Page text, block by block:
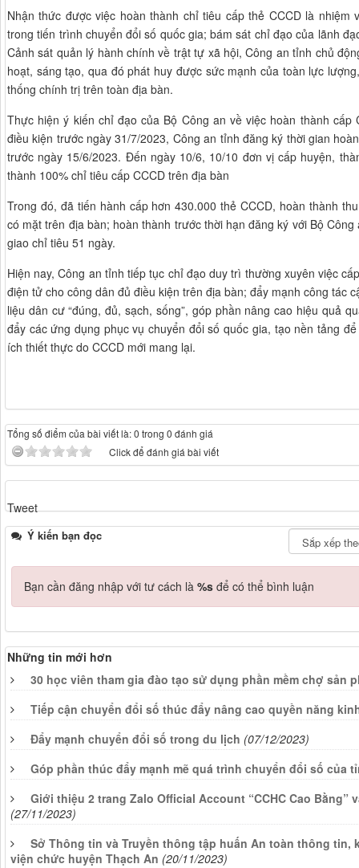
Nhận thức được việc hoàn thành chỉ tiêu cấp thẻ CCCD là
trong tiến trình chuyển đổi số quốc gia; bám sát chỉ đạo của lãnh
Cảnh sát quản lý hành chính về trật tự xã hội, Công an tỉnh chủ
hoạt, sáng tạo, qua đó phát huy được sức mạnh của toàn lực
thống chính trị trên toàn địa bàn.
Thực hiện ý kiến chỉ đạo của Bộ Công an về việc hoàn thành cấp
điều kiện trước ngày 31/7/2023, Công an tỉnh đăng ký thời gian
trước ngày 15/6/2023. Đến ngày 10/6, 10/10 đơn vị cấp huyện,
thành 100% chỉ tiêu cấp CCCD trên địa bàn
Trong đó, đã tiến hành cấp hơn 430.000 thẻ CCCD, hoàn thành
có mặt trên địa bàn; hoàn thành trước thời hạn đăng ký với Bộ
giao chỉ tiêu 51 ngày.
Hiện nay, Công an tỉnh tiếp tục chỉ đạo duy trì thường xuyên việc
điện tử cho công dân đủ điều kiện trên địa bàn; đẩy mạnh công tác
liệu dân cư “đúng, đủ, sạch, sống”, góp phần nâng cao hiệu quả
đẩy các ứng dụng phục vụ chuyển đổi số quốc gia, tạo nền tảng
ích thiết thực do CCCD mới mang lại.
Tổng số điểm của bài viết là: 0 trong 0 đánh giá
Click để đánh giá bài viết
Tweet
Ý kiến bạn đọc
Bạn cần đăng nhập với tư cách là %s để có thể bình luận
Những tin mới hơn
30 học viên tham gia đào tạo sử dụng phần mềm chợ sản
Tiếp cận chuyển đổi số thúc đẩy nâng cao quyền năng
Đẩy mạnh chuyển đổi số trong du lịch (07/12/2023)
Góp phần thúc đẩy mạnh mẽ quá trình chuyển đổi số của
Giới thiệu 2 trang Zalo Official Account “CCHC Cao Bằng”
(27/11/2023)
Sở Thông tin và Truyền thông tập huấn An toàn thông tin,
viện chức huyện Thạch An (20/11/2023)